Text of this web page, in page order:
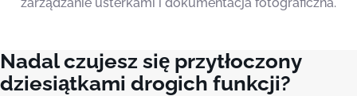
Nadal czujesz się przytłoczony
dziesiątkami drogich funkcji?